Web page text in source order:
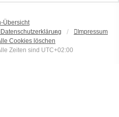
Übersicht
Datenschutzerklärung
Impressum
Cookies löschen
Zeiten sind UTC+02:00